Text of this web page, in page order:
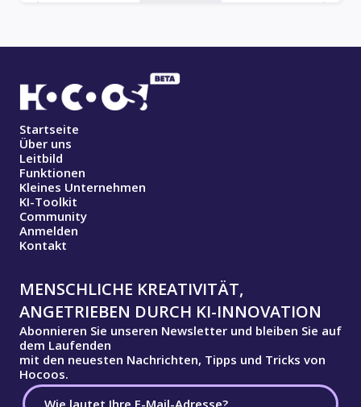
Startseite
Über uns
Leitbild
Funktionen
Kleines Unternehmen
KI-Toolkit
Community
Anmelden
Kontakt
MENSCHLICHE KREATIVITÄT,
ANGETRIEBEN DURCH KI-INNOVATION
Abonnieren Sie unseren Newsletter und bleiben Sie auf
dem Laufenden
mit den neuesten Nachrichten, Tipps und Tricks von
Hocoos.